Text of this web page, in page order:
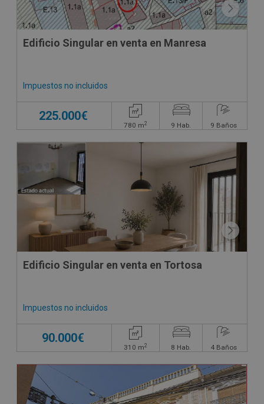
Edificio Singular en venta en Manresa
Impuestos no incluidos
225.000€
780 m2 9 Hab. 9 Baños
Edificio Singular en venta en Tortosa
Impuestos no incluidos
90.000€
310 m2 8 Hab. 4 Baños